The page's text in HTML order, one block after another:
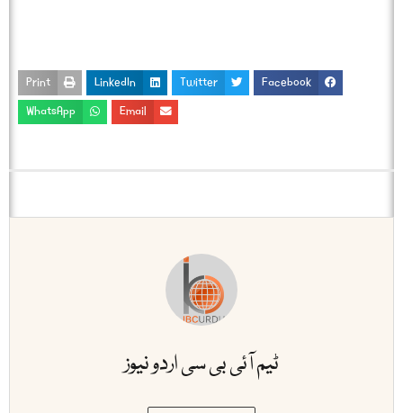
Facebook
Twitter
LinkedIn
Print
Email
WhatsApp
ٹیم آئی بی سی اردو نیوز